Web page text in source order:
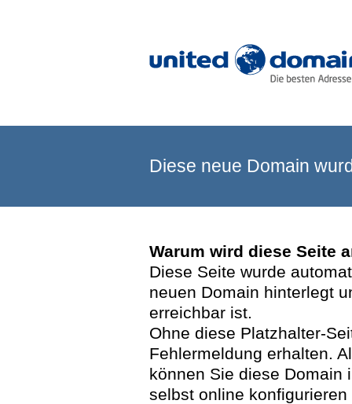
Diese neue Domain
Warum wird diese Seite
Diese Seite wurde
neuen Domain hinterlegt
erreichbar ist.
Ohne diese Platzhalter-
Fehlermeldung erhalten.
können Sie diese Domain
selbst online